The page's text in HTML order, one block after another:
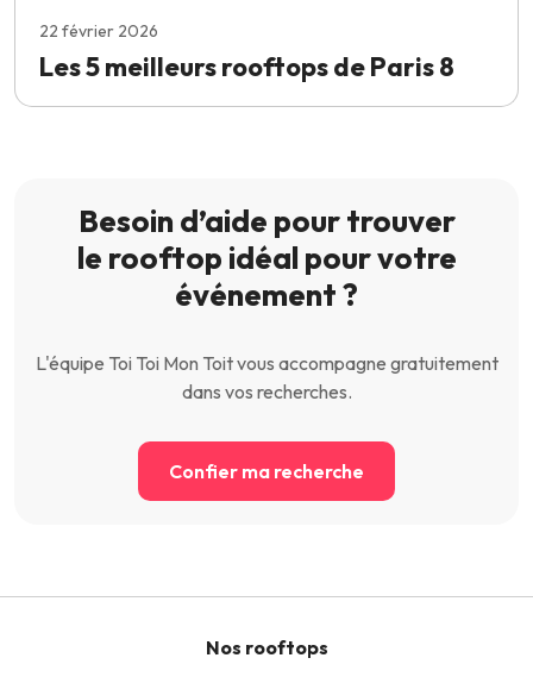
22 février 2026
Les 5 meilleurs rooftops de Paris 8
Besoin d’aide pour trouver
le rooftop idéal pour votre
événement ?
L'équipe Toi Toi Mon Toit vous accompagne gratuitement
dans vos recherches.
Confier ma recherche
Nos rooftops